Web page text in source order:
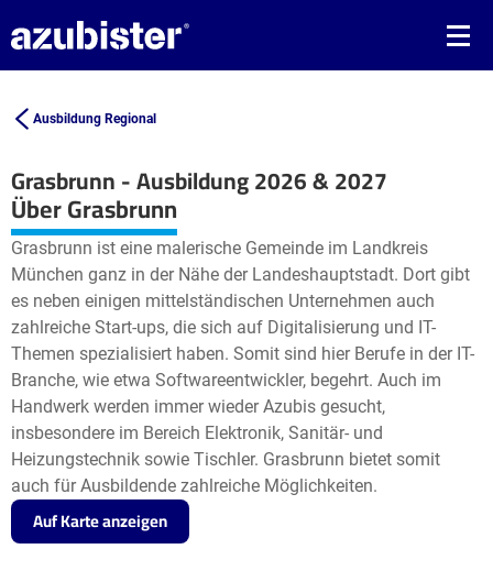
Ausbildung Regional
Grasbrunn - Ausbildung 2026 & 2027
+
−
Leaflet| ©OpenStreetMap2
Über Grasbrunn
Grasbrunn ist eine malerische Gemeinde im Landkreis
München ganz in der Nähe der Landeshauptstadt. Dort gibt
es neben einigen mittelständischen Unternehmen auch
zahlreiche Start-ups, die sich auf Digitalisierung und IT-
Themen spezialisiert haben. Somit sind hier Berufe in der IT-
Branche, wie etwa Softwareentwickler, begehrt. Auch im
Handwerk werden immer wieder Azubis gesucht,
insbesondere im Bereich Elektronik, Sanitär- und
Heizungstechnik sowie Tischler. Grasbrunn bietet somit
auch für Ausbildende zahlreiche Möglichkeiten.
Auf Karte anzeigen